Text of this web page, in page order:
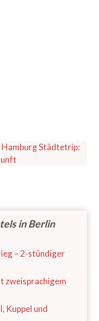
Hamburg Städtetrip:
in Berlin
– 2-stündiger
zweisprachigem
Kuppel und